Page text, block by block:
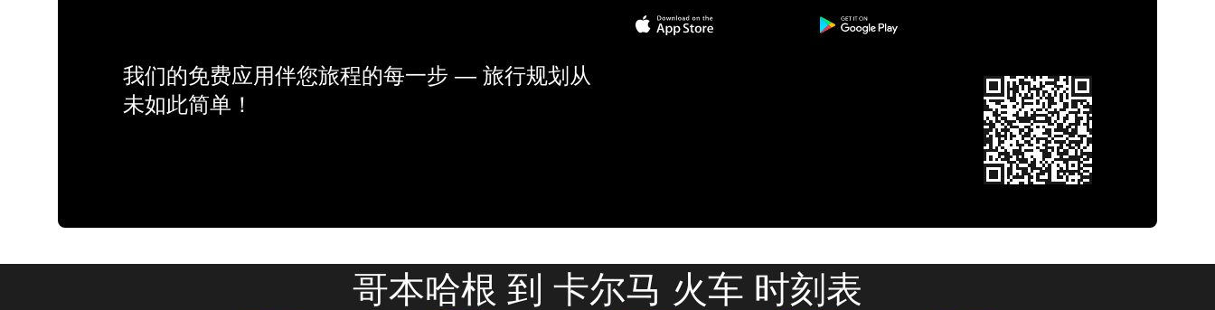
我们的免费应用伴您旅程的每一步 — 旅行规划从
未如此简单！
哥本哈根 到 卡尔马 火车 时刻表